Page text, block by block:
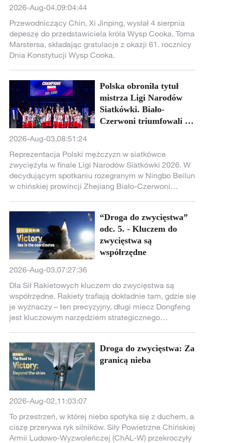
2026-Aug-04,09:04:44
Przewodniczący Chin, Xi Jinping, wysłał 4 sierpnia
depeszę do przedstawiciela króla Wysp Cooka, Toma
Marstersa, składając gratulacje z okazji 61. rocznicy
Dnia Konstytucji Wysp Cooka.
Polska obroniła tytuł
mistrza Ligi Narodów
Siatkówki. Biało-
Czerwoni triumfowali w
2026-Aug-03,08:51:24
Reprezentacja Polski mężczyzn w siatkówce
zwyciężyła w finale Ligi Narodów Siatkówki 2026. W
decydującym spotkaniu rozegranym w Ningbo Beilun
w chińskiej prowincji Zhejiang Biało-Czerwoni
“Droga do zwycięstwa”
odc. 5. - Kluczem do
zwycięstwa są
współrzędne
2026-Aug-03,07:27:36
Dla Sił Rakietowych kluczem do zwycięstwa są
współrzędne. Rakiety trafiają dokładnie tam, gdzie się
je wyznaczy – ten precyzyjny, długi miecz Dongfeng
jest kluczowym narzędziem strategicznego
Droga do zwycięstwa: Za
granicą nieba
2026-Aug-02,11:03:07
To przestrzeń, w której niebo spotyka się z duchem, a
ciszę przerywa ryk silników. Siły Powietrzne Chińskiej
Armii Ludowo-Wyzwoleńczej (ChAL-W) przekroczyły